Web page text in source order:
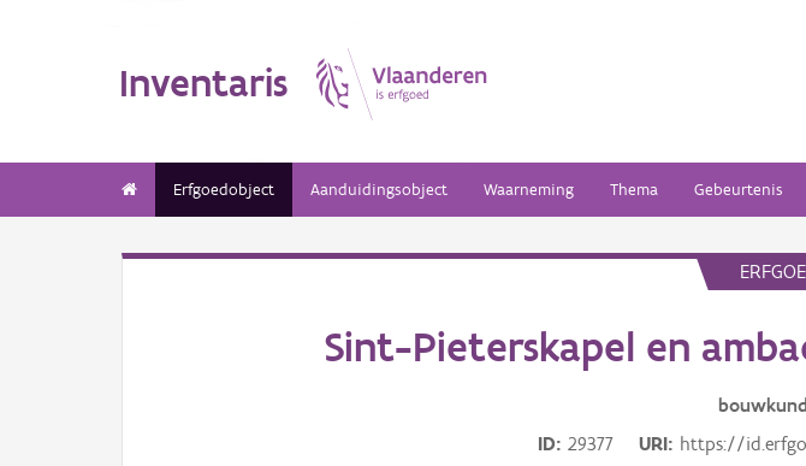
Inventaris
Erfgoedobject Aanduidingsobject Waarneming Thema Gebeurtenis
Sint-Pieterskapel en
ID
29377 URI https://